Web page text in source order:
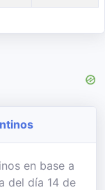
en base a
del día 14 de